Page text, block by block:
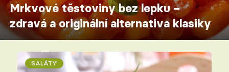
Mrkvové těstoviny bez lepku –
zdravá a originální alternativa klasiky
SALÁTY